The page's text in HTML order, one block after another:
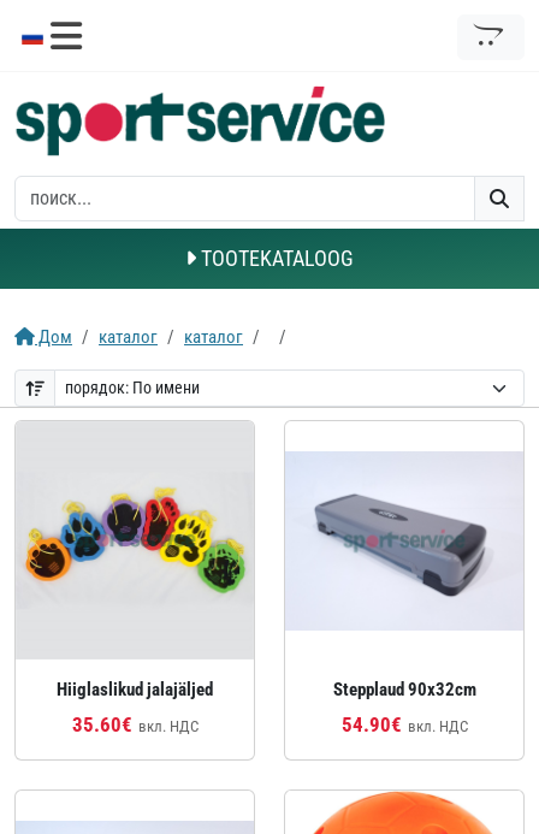
TOOTEKATALOOG
Дом каталог каталог
Hiiglaslikud jalajäljed
35.60€ вкл. НДС
Stepplaud 90x32cm
54.90€ вкл. НДС